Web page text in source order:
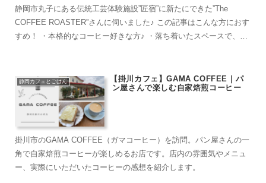
静岡市丸子にある伝統工芸体験施設”匠宿”に新たにできた”The
COFFEE ROASTER”さんに伺いました♪ この記事はこんな方におす
すめ！ ・本格的なコーヒー好きな方♪ ・落ち着いたスペースで、ゆ
静岡カフェとごはん
【掛川カフェ】GAMA COFFEE｜パ
ン屋さんで楽しむ自家焙煎コーヒー
掛川市のGAMA COFFEE（ガマコーヒー）を訪問。パン屋さんの一
角で自家焙煎コーヒーが楽しめるお店です。店内の雰囲気やメニュ
ー、実際にいただいたコーヒーの感想を紹介します。